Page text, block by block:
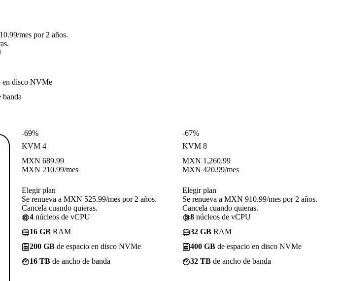
mes por 2 años.
en disco NVMe
banda
-69%
KVM 4
MXN 689.99
MXN 210.99/mes
Elegir plan
Se renueva a MXN 525.99/mes por 2 años.
Cancela cuando quieras.
4 núcleos de vCPU
16 GB RAM
200 GB de espacio en disco NVMe
16 TB de ancho de banda
-67%
KVM 8
MXN 1,260.99
MXN 420.99/mes
Elegir plan
Se renueva a MXN 910.99/mes por 2 años.
Cancela cuando quieras.
8 núcleos de vCPU
32 GB RAM
400 GB de espacio en disco NVMe
32 TB de ancho de banda